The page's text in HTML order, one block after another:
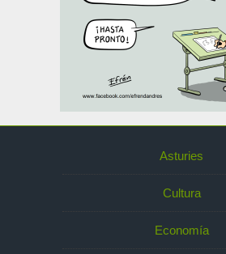
Asturies
Cultura
Economía